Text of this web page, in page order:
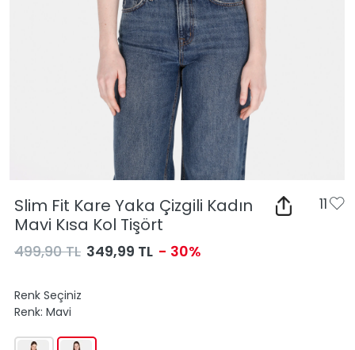
Slim Fit Kare Yaka Çizgili Kadın
Mavi Kısa Kol Tişört
11
499,90 TL 349,99 TL - 30%
Renk Seçiniz
Renk: Mavi